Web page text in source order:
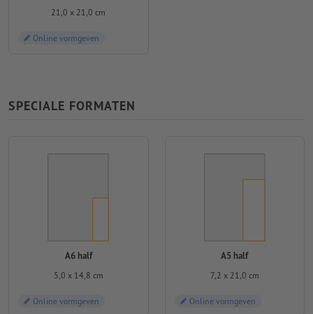
21,0 x 21,0 cm
Online vormgeven
SPECIALE FORMATEN
A6 half
5,0 x 14,8 cm
Online vormgeven
A5 half
7,2 x 21,0 cm
Online vormgeven